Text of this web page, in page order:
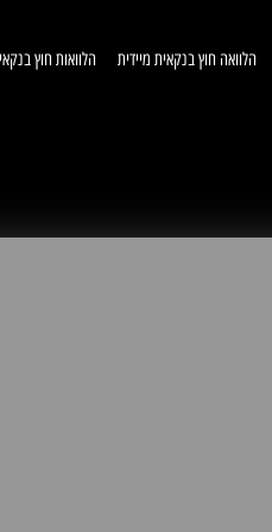
הלוואה חוץ בנקאית מיידית הלוואות חוץ